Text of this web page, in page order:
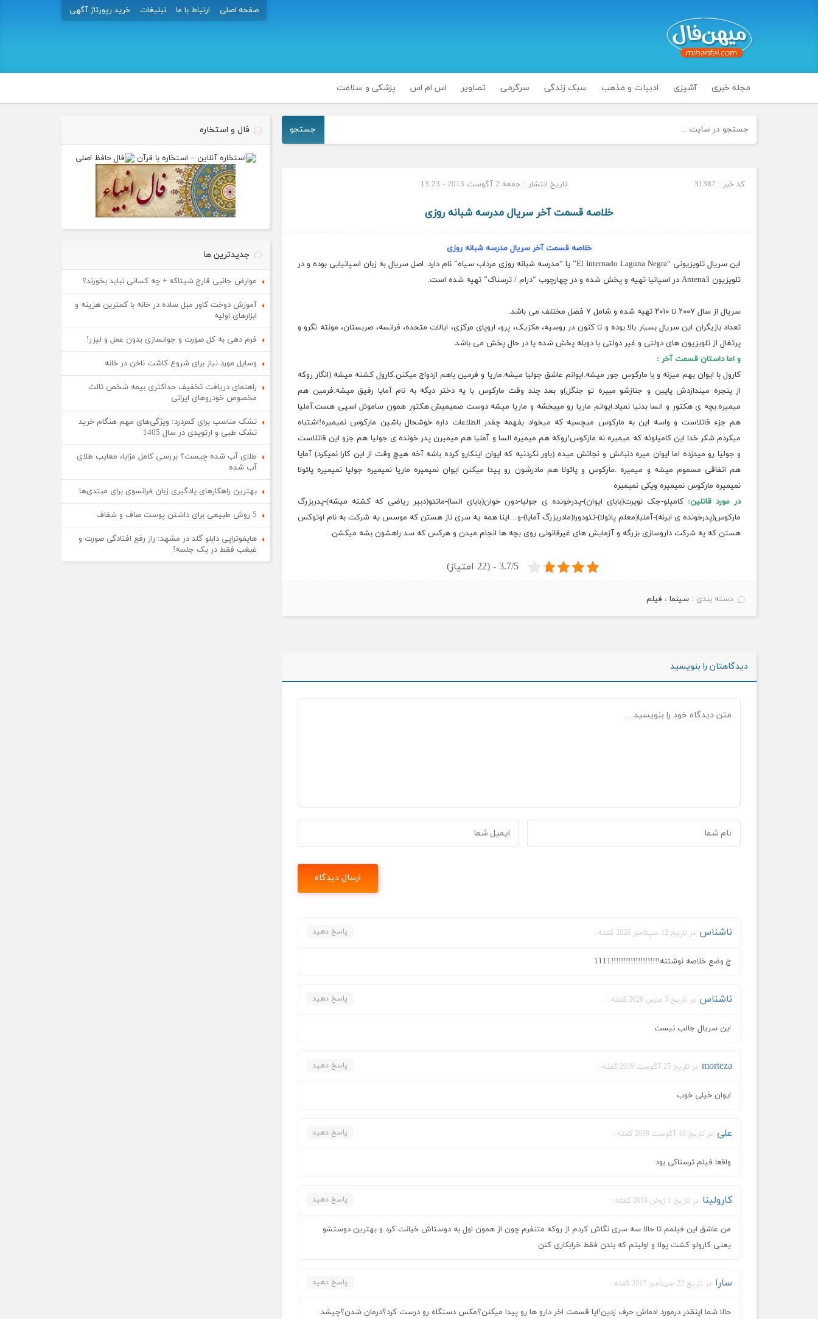
صفحه اصلی ارتباط با ما تبلیغات خرید رپورتاژ آگهی
مجله خبری آشپزی ادبیات و مذهب سبک زندگی سرگرمی تصاویر اس ام اس پزشکی و سلامت
جستجو
کد خبر : 31387 تاریخ انتشار : جمعه 2 آگوست 2013 - 13:23
خلاصه قسمت آخر سریال مدرسه شبانه روزی
خلاصه قسمت آخر سریال مدرسه شبانه روزی
این سریال تلویزیونی “El Internado Laguna Negra” یا “مدرسه شبانه روزی مرداب سیاه” نام دارد. اصل سریال به زبان
اسپانیایی بوده و در
تلویزیون Antena3 در اسپانیا تهیه و پخش شده و در چهارچوب “درام / ترسناک” تهیه شده است.
سریال از سال ۲۰۰۷ تا ۲۰۱۰ تهیه شده و شامل ۷ فصل مختلف می باشد.
تعداد بازیگران این سریالبسیار بالا بوده و تا کنون در روسیه، مکزیک، پرو، اروپای مرکزی، ایالات متحده، فرانسه، صربستان، مونته نگرو و
پرتغال از تلویزیون های دولتی و غیر دولتی با دوبله پخش شده یا در حال پخش می باشد.
و اما داستان قسمت آخر :
کارول با ایوان بهم میزنه و با مارکوس جور میشه.ایوانم عاشق جولیا میشه.ماریا و فرمین باهم ازدواج میکنن.کارول کشته میشه (انگار روکه
از پنجره میندازدش پایین و جنازشو میبره تو جنگل)و بعد چند وقت مارکوس با یه دختر دیگه به نام آمایا رفیق میشه.فرمین هم
میمیره.بچه ی هکتور و السا بدنیا نمیاد.ایوانم ماریا رو میبخشه و ماریا میشه دوست صمیمیش.هکتور همون ساموئل اسپی هست.آملیا
هم جزء قاتلاست و واسه این به مارکوس میچسبه که میخواد بفهمه چقدر الطلاعات داره خوشحال باشین مارکوس نمیمیره!اشتباه
میکردم شکر خدا این کامیلوئه که میمیره نه مارکوس!روکه هم میمیره السا و آملیا هم میمیرن پدر خونده ی جولیا هم جزو این قاتلاست
و جولیا رو میدزده اما ایوان میره دنبالش و نجاتش میده (باور نکردنیه که ایوان اینکارو کرده باشه آخه هیچ وقت از این کارا نمیکرد) آمایا
هم اتفاقی مسموم میشه و میمیره .مارکوس و پائولا هم مادرشون رو پیدا میکنن ایوان نمیمیره ماریا نمیمیره جولیا نمیمیره پائولا
نمیمیره مارکوس نمیمیره ویکی نمیمیره
در مورد قاتلین: کامیلو-جک نویرت(بابای ایوان)-پدرخونده ی جولیا-دون خوان(بابای السا)-ماتئو(دبیر ریاضی که کشته میشه)-پدربزرگ
مارکوس(پدرخونده ی ایرنه)-آملیا(معلم پائولا)-تئودورا(مادربزرگ آمایا)-و…اینا همه یه سری ناز هستن که موسس یه شرکت به نام اوتوکس
هستن که یه شرکت داروسازی بزرگه و آزمایش های غیرقانونی روی بچه ها انجام میدن و هرکس که سد راهشون بشه میکشن.
3.7/5 - (22 امتیاز)
دسته بندی :سینما ، فیلم
دیدگاهتان را بنویسید
ناشناس در تاریخ 12 سپتامبر 2020 گفته : پاسخ دهید
چ وضع خلاصه نوشتنه!!!!!!!!!!!!!!!!!!!!1111
ناشناس در تاریخ 3 مارس 2020 گفته : پاسخ دهید
این سریال جالب نیست
morteza در تاریخ 25 آگوست 2019 گفته : پاسخ دهید
ایوان خیلی خوب
علی در تاریخ 10 آگوست 2019 گفته : پاسخ دهید
واقعا فیلم ترسناکی بود
کارولینا در تاریخ 1 ژوئن 2019 گفته : پاسخ دهید
من عاشق این فیلمم تا حالا سه سری نگاش کردم از روکه متنفرم چون از همون اول به دوستاش خیانت کرد و بهترین دوستشو
یعنی کارولو کشت پولا و اولینم که بلدن فقط خرابکاری کنن
سارا در تاریخ 22 سپتامبر 2017 گفته : پاسخ دهید
حالا شما اینقدر درمورد ادماش حرف زدین!ایا قسمت اخر دارو ها رو پیدا میکنن؟مکس دستگاه رو درست کرد؟درمان شدن؟چیشد
فال و استخاره
جدیدترین ها
عوارض جانبی قارچ شیتاکه + چه کسانی نباید بخورند؟
آموزش دوخت کاور مبل ساده در خانه با کمترین هزینه و
ابزارهای اولیه
فرم دهی به کل صورت و جوانسازی بدون عمل و لیزر!
وسایل مورد نیاز برای شروع کاشت ناخن در خانه
راهنمای دریافت تخفیف حداکثری بیمه شخص ثالث
مخصوص خودروهای ایرانی
تشک مناسب برای کمردرد: ویژگی‌های مهم هنگام خرید
تشک طبی و ارتوپدی در سال 1405
طلای آب شده چیست؟ بررسی کامل مزایا، معایب طلای
آب شده
بهترین راهکارهای یادگیری زبان فرانسوی برای مبتدی‌ها
5 روش طبیعی برای داشتن پوست صاف و شفاف
هایفوتراپی دابلو گلد در مشهد: راز رفع افتادگی صورت و
غبغب فقط در یک جلسه!